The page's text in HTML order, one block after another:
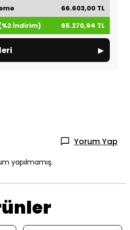
66.603,00 TL
İndirim)
65.270,94 TL
▸
Yorum Yap
yapılmamış.